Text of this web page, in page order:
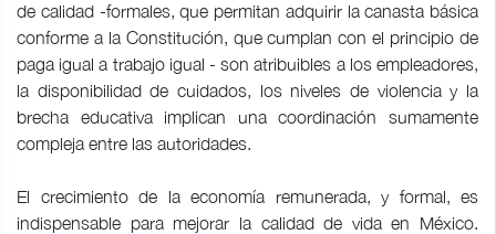
de calidad -formales, que permitan adquirir la canasta básica
conforme a la Constitución, que cumplan con el principio de
paga igual a trabajo igual - son atribuibles a los empleadores,
la disponibilidad de cuidados, los niveles de violencia y la
brecha educativa implican una coordinación sumamente
compleja entre las autoridades.
El crecimiento de la economía remunerada, y formal, es
indispensable para mejorar la calidad de vida en México.